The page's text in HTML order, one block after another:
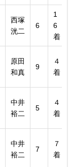
西塚
洸二
6
1
6
着
原田
和真
9
４
着
中井
裕二
5
４
着
中井
裕二
7
７
着